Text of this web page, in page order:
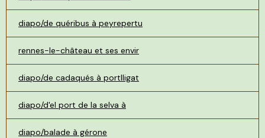
diapo/de quéribus à peyrepertu
rennes-le-château et ses envir
diapo/de cadaqués à portlligat
diapo/d'el port de la selva à
diapo/balade à gérone